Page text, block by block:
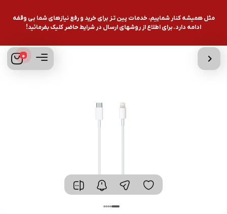
مثل همیشه کنار شماییم، خدمات پین تـز برای خرید و رفع نیازهای شما بی وقفه
ادامه دارد. برای اطلاع از روشهای ارسال در شرایط حاضر کلیک بفرمائید!
0